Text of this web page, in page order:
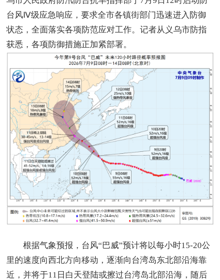
台风Ⅳ级应急响应，要求全市各镇街部门迅速进入防御
状态，全面落实各项防范应对工作。记者从义乌市防指
获悉，各项防御措施正加紧部署。
根据气象预报，台风“巴威”预计将以每小时15-20公
里的速度向西北方向移动，逐渐向台湾岛东北部沿海靠
近，并将于11日白天登陆或擦过台湾岛北部沿海，随后